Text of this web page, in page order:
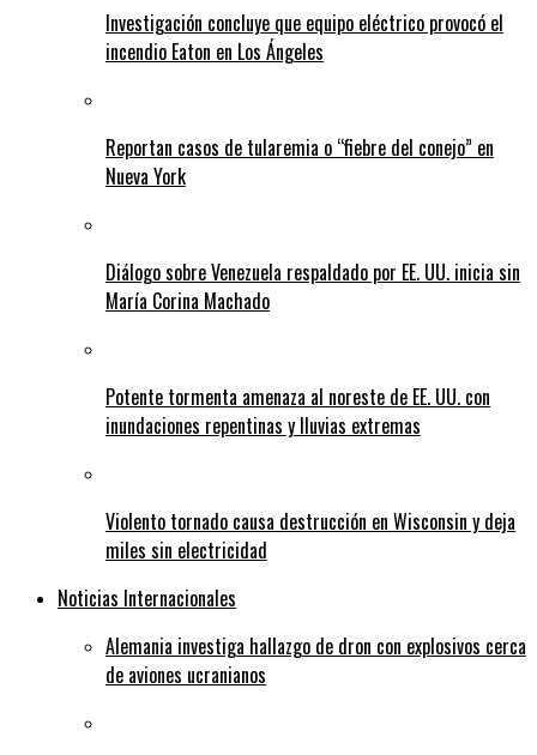
Investigación concluye que equipo eléctrico provocó el
incendio Eaton en Los Ángeles
Reportan casos de tularemia o “fiebre del conejo” en
Nueva York
Diálogo sobre Venezuela respaldado por EE. UU. inicia sin
María Corina Machado
Potente tormenta amenaza al noreste de EE. UU. con
inundaciones repentinas y lluvias extremas
Violento tornado causa destrucción en Wisconsin y deja
miles sin electricidad
Noticias Internacionales
Alemania investiga hallazgo de dron con explosivos cerca
de aviones ucranianos